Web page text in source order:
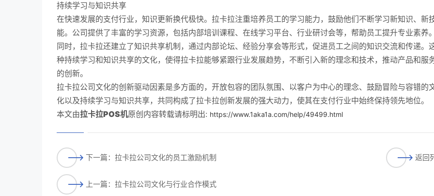
持续学习与知识共享
在快速发展的支付行业，知识更新换代极快。拉卡拉注重培养员工的学习能力，鼓励他们不断学习新知识、新
能。公司提供了丰富的学习资源，包括内部培训课程、在线学习平台、行业研讨会等，帮助员工提升专业素养。
同时，拉卡拉还建立了知识共享机制，通过内部论坛、经验分享会等形式，促进员工之间的知识交流和传递。
种持续学习和知识共享的文化，使得拉卡拉能够紧跟行业发展趋势，不断引入新的理念和技术，推动产品和服
的创新。
拉卡拉公司文化的创新驱动因素是多方面的，开放包容的团队氛围、以客户为中心的理念、鼓励冒险与容错的
化以及持续学习与知识共享，共同构成了拉卡拉创新发展的强大动力，使其在支付行业中始终保持领先地位。
本文由拉卡拉POS机原创内容转载请标明出: https://www.1aka1a.com/help/49499.html
下一篇：拉卡拉公司文化的员工激励机制
上一篇：拉卡拉公司文化与行业合作模式
返回